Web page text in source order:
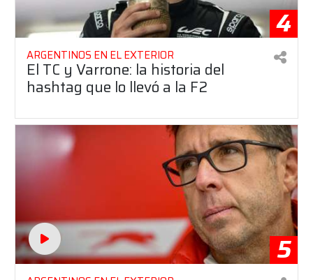
4
ARGENTINOS EN EL EXTERIOR
El TC y Varrone: la historia del
hashtag que lo llevó a la F2
5